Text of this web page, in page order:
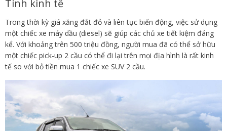
Tính kinh tế
Trong thời kỳ giá xăng đắt đỏ và liên tục biến động, việc sử dụng
một chiếc xe máy dầu (diesel) sẽ giúp các chủ xe tiết kiệm đáng
kể. Với khoảng trên 500 triệu đồng, người mua đã có thể sở hữu
một chiếc pick-up 2 cầu có thể đi lại trên mọi địa hình là rất kinh
tế so với bỏ tiền mua 1 chiếc xe SUV 2 cầu.